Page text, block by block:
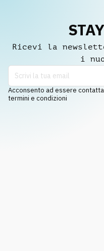
Ricevi la
i
Acconsento ad essere
termini e condizioni